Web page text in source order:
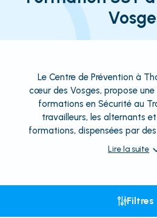
Le Centre de Prévention à
cœur des Vosges, propose
formations en Sécurité au
travailleurs, les alternants
formations, dispensées par
Lire la suite
Filtres